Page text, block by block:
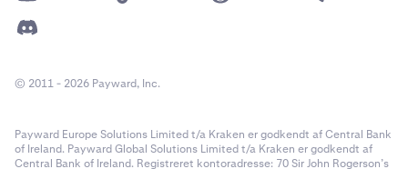
© 2011 - 2026 Payward, Inc.
Payward Europe Solutions Limited t/a Kraken er godkendt af Central Bank
of Ireland. Payward Global Solutions Limited t/a Kraken er godkendt af
Central Bank of Ireland. Registreret kontoradresse: 70 Sir John Rogerson’s